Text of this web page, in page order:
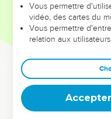
et les saisons difficiles
sont elles
Dans cette conférence,
clés pour avancer avec
deviennent vos
équipe, un groupe ou
Vous permettre
vidéo, des cartes du
Vous permettre
relation aux utilisateurs.